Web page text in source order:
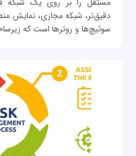
دقیق‌تر، شبکه مجازی، نمایش
سوئیچ‌ها و روترها است که